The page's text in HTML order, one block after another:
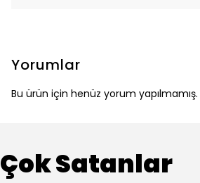
Yorumlar
Bu ürün için henüz yorum yapılmamış.
Çok Satanlar